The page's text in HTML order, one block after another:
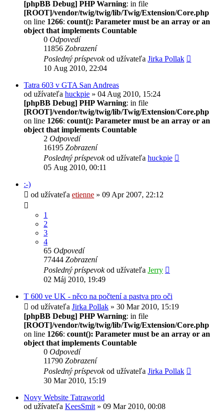
[phpBB Debug] PHP Warning: in file
[ROOT]/vendor/twig/twig/lib/Twig/Extension/Core.php
on line 1266: count(): Parameter must be an array or an
object that implements Countable
0 Odpovedí
11856 Zobrazení
Posledný príspevokod užívateľa Jirka Pollak
10 Aug 2010, 22:04
Tatra 603 v GTA San Andreas
od užívateľa huckpie » 04 Aug 2010, 15:24
[phpBB Debug] PHP Warning: in file
[ROOT]/vendor/twig/twig/lib/Twig/Extension/Core.php
on line 1266: count(): Parameter must be an array or an
object that implements Countable
2 Odpovedí
16195 Zobrazení
Posledný príspevokod užívateľa huckpie
05 Aug 2010, 00:11
:-)
od užívateľa etienne » 09 Apr 2007, 22:12
1
2
3
4
65 Odpovedí
77444 Zobrazení
Posledný príspevokod užívateľa Jerry
02 Máj 2010, 19:49
T 600 ve UK - něco na počtení a pastva pro oči
od užívateľa Jirka Pollak » 30 Mar 2010, 15:19
[phpBB Debug] PHP Warning: in file
[ROOT]/vendor/twig/twig/lib/Twig/Extension/Core.php
on line 1266: count(): Parameter must be an array or an
object that implements Countable
0 Odpovedí
11790 Zobrazení
Posledný príspevokod užívateľa Jirka Pollak
30 Mar 2010, 15:19
Novy Website Tatraworld
od užívateľa KeesSmit » 09 Mar 2010, 00:08